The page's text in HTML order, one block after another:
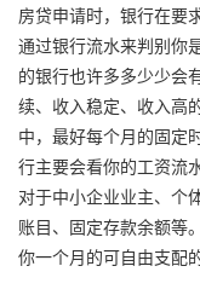
房贷申请时，银行在要
通过银行流水来判别你
的银行也许多多少少会
续、收入稳定、收入高
中，最好每个月的固定
行主要会看你的工资流
对于中小企业业主、个
账目、固定存款余额等
你一个月的可自由支配